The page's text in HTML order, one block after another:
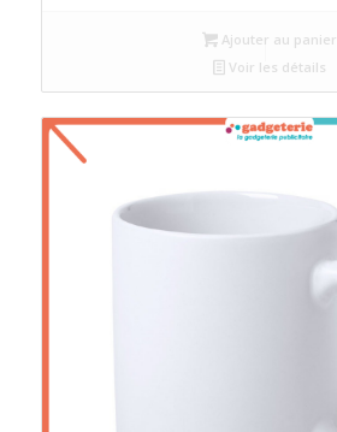
Ajouter au panier
Voir les détails